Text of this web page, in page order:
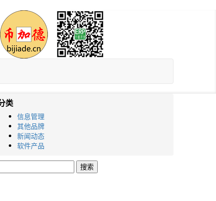
类
信息管理
其他品牌
新闻动态
软件产品